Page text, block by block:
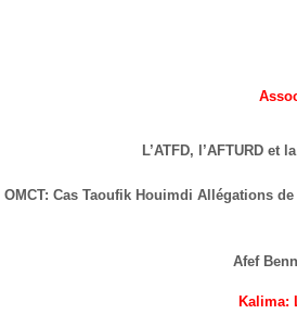
L’ATFD, l’AFTURD
OMCT: Cas Taoufik Houimdi Allégations
Afef
Kalima: